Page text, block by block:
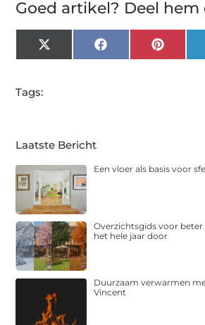
Goed artikel? Deel hem
X
(Twitter)
Facebook
Tags:
Laatste Bericht
Een vloer als basis voor
Overzichtsgids voor
het hele jaar door
Duurzaam verwarmen
Vincent